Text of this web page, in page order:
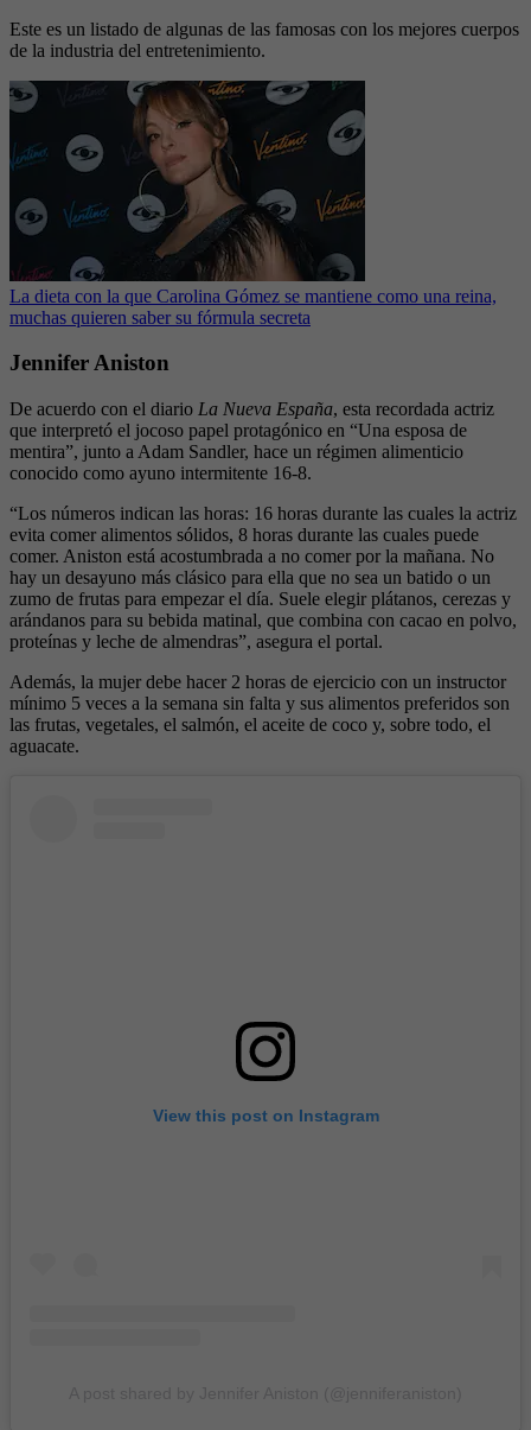
Este es un listado de algunas de las famosas con los mejores cuerpos
de la industria del entretenimiento.
La dieta con la que Carolina Gómez se mantiene como una reina,
muchas quieren saber su fórmula secreta
Jennifer Aniston
De acuerdo con el diario La Nueva España, esta recordada actriz
que interpretó el jocoso papel protagónico en “Una esposa de
mentira”, junto a Adam Sandler, hace un régimen alimenticio
conocido como ayuno intermitente 16-8.
“Los números indican las horas: 16 horas durante las cuales la actriz
evita comer alimentos sólidos, 8 horas durante las cuales puede
comer. Aniston está acostumbrada a no comer por la mañana. No
hay un desayuno más clásico para ella que no sea un batido o un
zumo de frutas para empezar el día. Suele elegir plátanos, cerezas y
arándanos para su bebida matinal, que combina con cacao en polvo,
proteínas y leche de almendras”, asegura el portal.
Además, la mujer debe hacer 2 horas de ejercicio con un instructor
mínimo 5 veces a la semana sin falta y sus alimentos preferidos son
las frutas, vegetales, el salmón, el aceite de coco y, sobre todo, el
aguacate.
View this post on Instagram